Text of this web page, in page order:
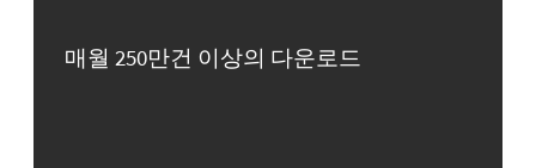
매월 250만건 이상의 다운로드